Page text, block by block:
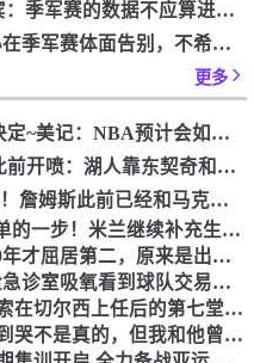
[今日视频]你认同吗❓️CBS嘉宾：季军赛的数据不应算进去，
【好看推荐】队报：德尚决心在季军赛体面告别，不希望以两连败收
更多
【体育资讯】詹姆斯已做出决定~美记：NBA预计会如期公布新赛
【集锦】没有老詹！帕金斯此前开喷：湖人靠东契奇和里夫斯没人会
[体育头条]多年夏季训练搭子！詹姆斯此前已经和马克西一同训练
【有道理嘛?】签字只是最简单的一步！米兰继续补充生力军！
【锡安】莫兰特这种天赋，19年才屈居第二，原来是出了锡安这个
【球迷看点】波什：15年血栓急诊室吸氧看到球队交易，我仍想复
[你怎么看？]青年才俊！阿隆索在切尔西上任后的第七堂训练课！
[篮球]林书豪此前：被科比喷到哭不是真的，但我和他曾五个月没